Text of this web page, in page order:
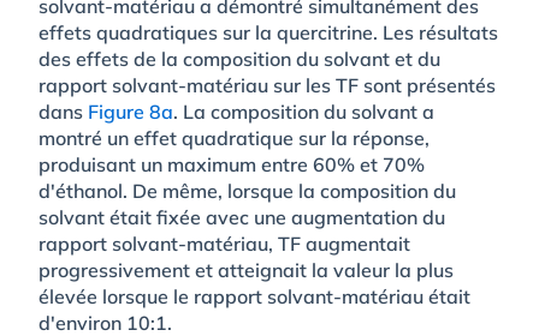
solvant-matériau a démontré simultanément des
effets quadratiques sur la quercitrine. Les résultats
des effets de la composition du solvant et du
rapport solvant-matériau sur les TF sont présentés
dans Figure 8a. La composition du solvant a
montré un effet quadratique sur la réponse,
produisant un maximum entre 60% et 70%
d'éthanol. De même, lorsque la composition du
solvant était fixée avec une augmentation du
rapport solvant-matériau, TF augmentait
progressivement et atteignait la valeur la plus
élevée lorsque le rapport solvant-matériau était
d'environ 10:1.